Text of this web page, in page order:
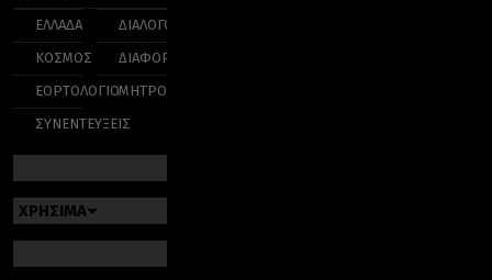
ΕΛΛΑΔΑ
ΚΟΣΜΟΣ
ΕΟΡΤΟΛΟΓΙΟ
ΣΥΝΕΝΤΕΥΞΕΙΣ
ΔΙΑΛΟΓΟΣ
ΔΙΑΦΟΡΑ
ΜΗΤΡΟΠΟΛΕΙΣ
ΧΡΗΣΙΜΑ